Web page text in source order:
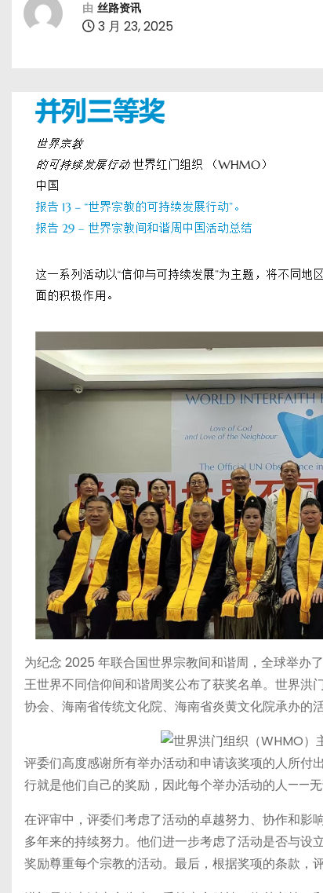
由 丝路资讯
3 月 23, 2025
为纪念 2025 年联合国世界宗教间和谐周，全球举办
王世界不同信仰间和谐周奖公布了获奖名单。世界
协会、海南省传统文化院、海南省炎黄文化院承办的
评委们高度感谢所有举办活动和申请该奖项的人所付
行就是他们自己的奖励，因此每个举办活动的人——
在评审中，评委们考虑了活动的卓越努力、协作和影
多年来的持续努力。他们进一步考虑了活动是否与
奖励尊重每个宗教的活动。最后，根据奖项的条款，